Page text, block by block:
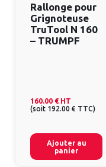
Rallonge pour
Grignoteuse
TruTool N 160
– TRUMPF
160.00 € HT
(soit 192.00 € TTC)
Ajouter au
panier